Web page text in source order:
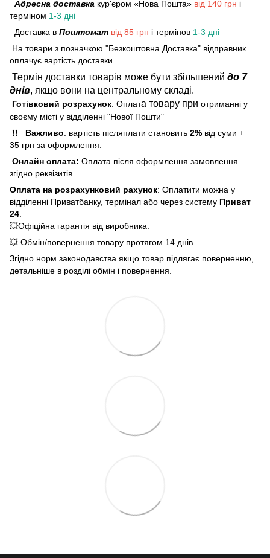
Адресна доставка кур'єром «Нова Пошта» від 140 грн і
терміном 1-3 дні
Доставка в Поштомат від 85 грн і термінов 1-3 дні
На товари з позначкою "Безкоштовна Доставка" відправник
оплачує вартість доставки.
Термін доставки товарів може бути збільшений до 7
днів, якщо вони на центральному складі.
Готівковий розрахунок: Оплата товару при отриманні у
своєму місті у відділенні "Нової Пошти"
❗❗ Важливо: вартість післяплати становить 2% від суми +
35 грн за оформлення.
Онлайн оплата: Оплата після оформлення замовлення
згідно реквізитів.
Оплата на розрахунковий рахунок: Оплатити можна у
відділенні Приватбанку, термінал або через систему Приват
24
💥Офіційна гарантія від виробника.
💥 Обмін/повернення товару протягом 14 днів.
Згідно норм законодавства якщо товар підлягає поверненню,
детальніше в розділі обмін і повернення.